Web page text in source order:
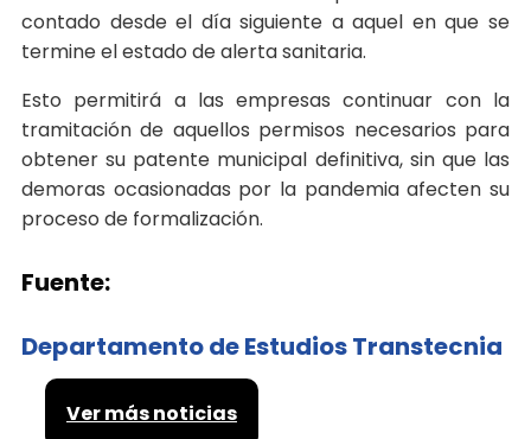
contado desde el día siguiente a aquel en que se
termine el estado de alerta sanitaria.
Esto permitirá a las empresas continuar con la
tramitación de aquellos permisos necesarios para
obtener su patente municipal definitiva, sin que las
demoras ocasionadas por la pandemia afecten su
proceso de formalización.
Fuente:
Departamento de Estudios Transtecnia
Ver más noticias